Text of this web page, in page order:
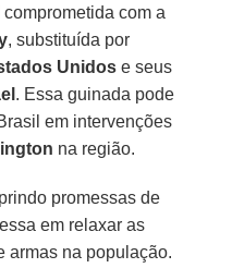
comprometida com a
, substituída por
Unidos e seus
. Essa guinada pode
em intervenções
na região.
promessas de
em relaxar as
armas na população.